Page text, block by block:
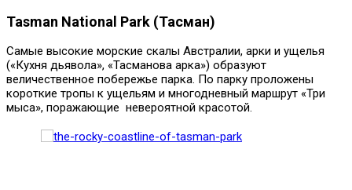
Tasman National Park (Тасман)
Самые высокие морские скалы Австралии, арки и ущелья
(«Кухня дьявола», «Тасманова арка») образуют
величественное побережье парка. По парку проложены
короткие тропы к ущельям и многодневный маршрут «Три
мыса», поражающие невероятной красотой.